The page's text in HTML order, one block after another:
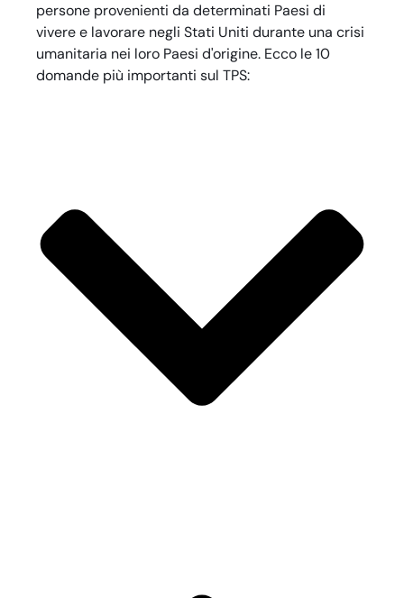
persone provenienti da determinati Paesi di
vivere e lavorare negli Stati Uniti durante una crisi
umanitaria nei loro Paesi d'origine. Ecco le 10
domande più importanti sul TPS: